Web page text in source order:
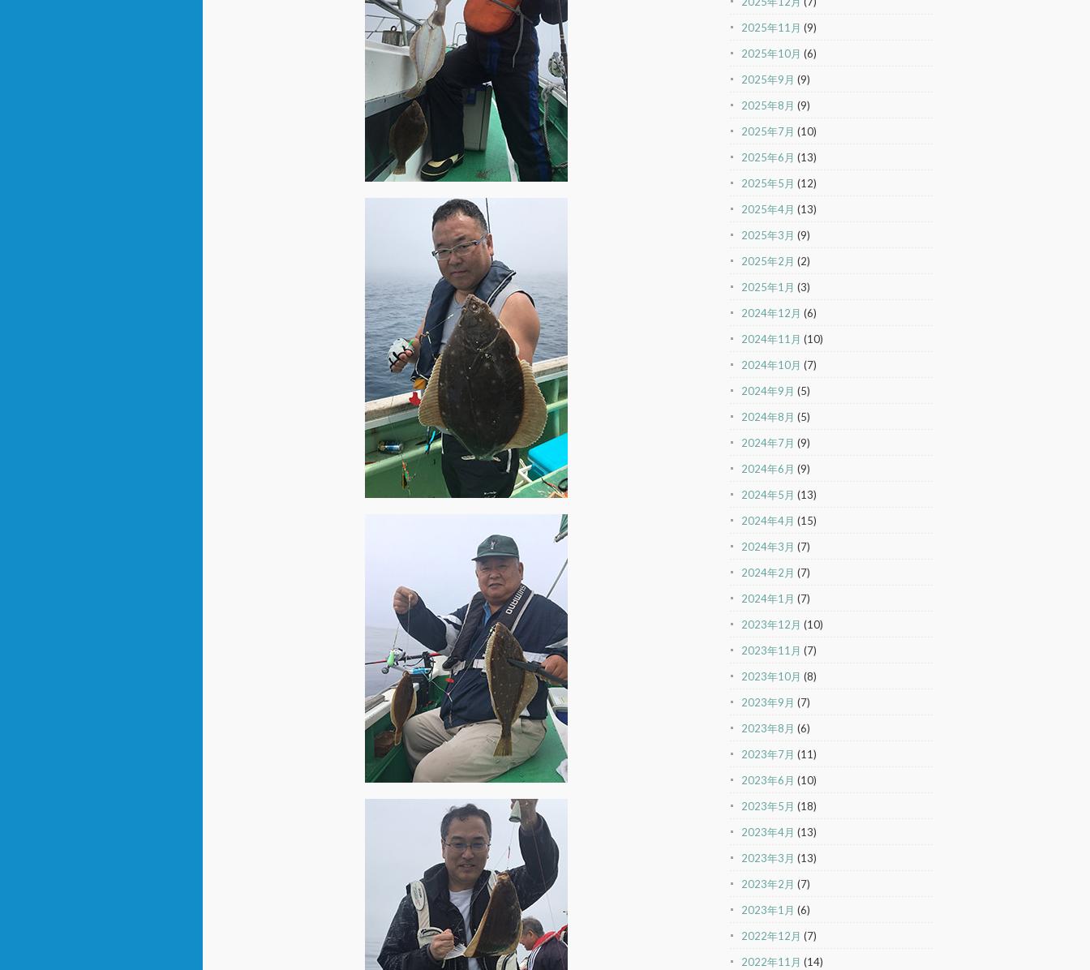
2025年11月 (9)
2025年10月 (6)
2025年9月 (9)
2025年8月 (9)
2025年7月 (10)
2025年6月 (13)
2025年5月 (12)
2025年4月 (13)
2025年3月 (9)
2025年2月 (2)
2025年1月 (3)
2024年12月 (6)
2024年11月 (10)
2024年10月 (7)
2024年9月 (5)
2024年8月 (5)
2024年7月 (9)
2024年6月 (9)
2024年5月 (13)
2024年4月 (15)
2024年3月 (7)
2024年2月 (7)
2024年1月 (7)
2023年12月 (10)
2023年11月 (7)
2023年10月 (8)
2023年9月 (7)
2023年8月 (6)
2023年7月 (11)
2023年6月 (10)
2023年5月 (18)
2023年4月 (13)
2023年3月 (13)
2023年2月 (7)
2023年1月 (6)
2022年12月 (7)
2022年11月 (14)